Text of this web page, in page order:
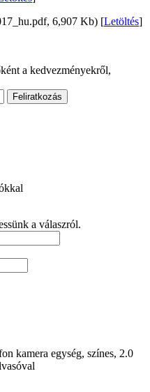
6,907 Kb) [Letöltés]
a kedvezményekről,
Feliratkozás
a válaszról.
kamera egység, színes, 2.0